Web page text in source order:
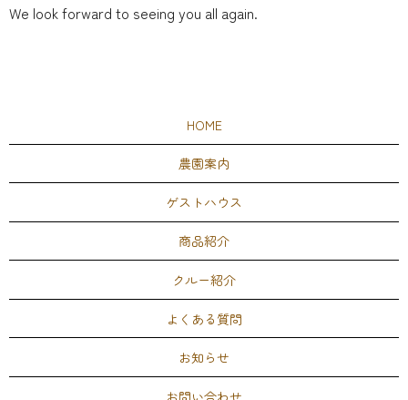
We look forward to seeing you all again.
HOME
農園案内
ゲストハウス
商品紹介
クルー紹介
よくある質問
お知らせ
お問い合わせ